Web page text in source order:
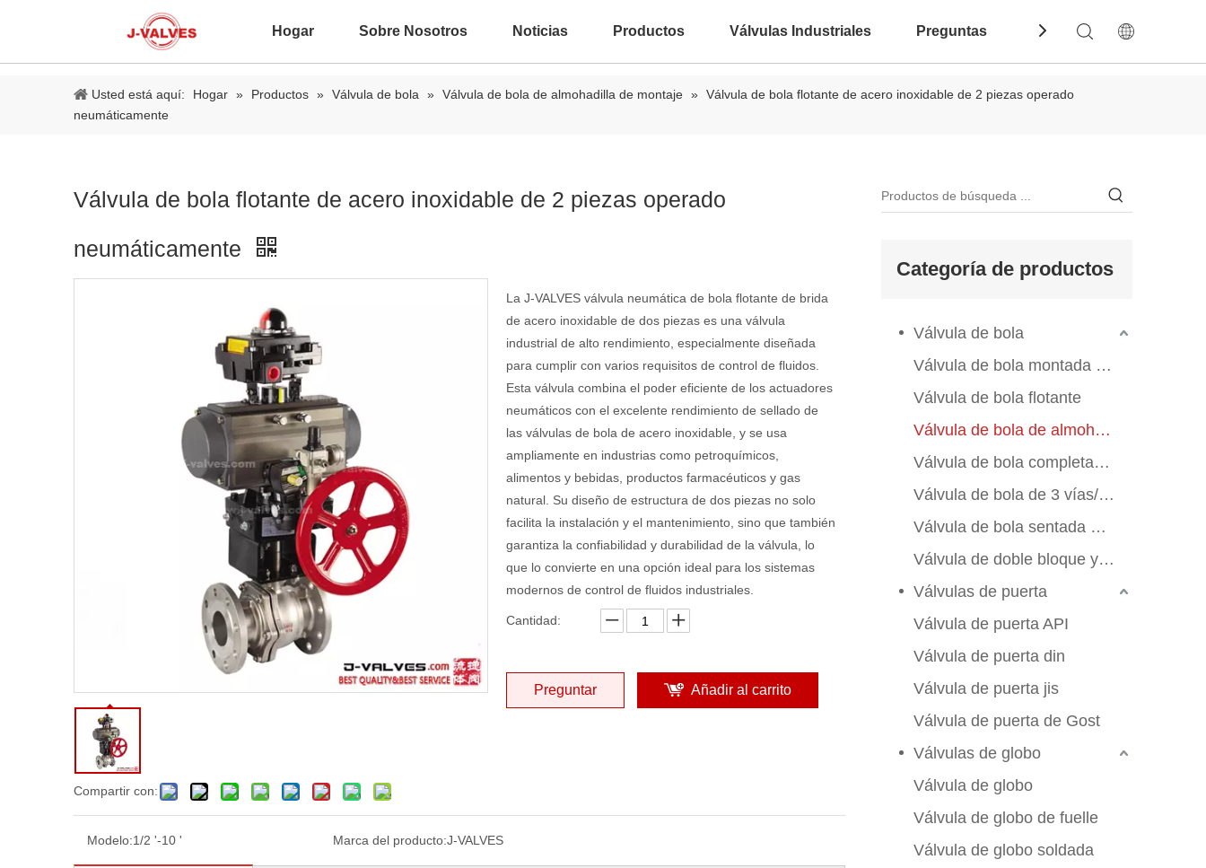
Hogar Sobre Nosotros Noticias Productos Válvulas Industriales Preguntas Frecuentes Contáctenos
Usted está aquí: Hogar » Productos » Válvula de bola » Válvula de bola de almohadilla de montaje » Válvula de bola flotante de acero inoxidable de 2 piezas operado
neumáticamente
Válvula de bola flotante de acero inoxidable de 2 piezas operado
neumáticamente
Compartir con:
La J-VALVES válvula neumática de bola flotante de brida
de acero inoxidable de dos piezas es una válvula
industrial de alto rendimiento, especialmente diseñada
para cumplir con varios requisitos de control de fluidos.
Esta válvula combina el poder eficiente de los actuadores
neumáticos con el excelente rendimiento de sellado de
las válvulas de bola de acero inoxidable, y se usa
ampliamente en industrias como petroquímicos,
alimentos y bebidas, productos farmacéuticos y gas
natural. Su diseño de estructura de dos piezas no solo
facilita la instalación y el mantenimiento, sino que también
garantiza la confiabilidad y durabilidad de la válvula, lo
que lo convierte en una opción ideal para los sistemas
modernos de control de fluidos industriales.
Cantidad:
Preguntar Añadir al carrito
Modelo:1/2 '-10 ' Marca del producto:J-VALVES
Categoría de productos
Válvula de bola
Válvula de bola montada en el muelle
Válvula de bola flotante
Válvula de bola de almohadilla de montaje
Válvula de bola completamente soldada
Válvula de bola de 3 vías/4 vías
Válvula de bola sentada de metal
Válvula de doble bloque y sangrado
Válvulas de puerta
Válvula de puerta API
Válvula de puerta din
Válvula de puerta jis
Válvula de puerta de Gost
Válvulas de globo
Válvula de globo
Válvula de globo de fuelle
Válvula de globo soldada